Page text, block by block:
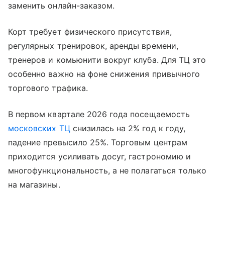
заменить онлайн-заказом.
Корт требует физического присутствия,
регулярных тренировок, аренды времени,
тренеров и комьюнити вокруг клуба. Для ТЦ это
особенно важно на фоне снижения привычного
торгового трафика.
В первом квартале 2026 года посещаемость
московских ТЦснизилась на 2% год к году,
падение превысило 25%. Торговым центрам
приходится усиливать досуг, гастрономию и
многофункциональность, а не полагаться только
на магазины.